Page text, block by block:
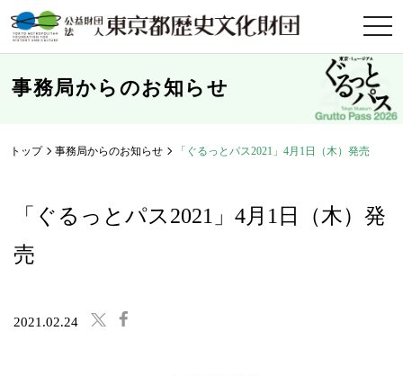
t
o
l
e
n
a
o
n
事務局からのお知らせ
トップ 事務局からのお知らせ 「ぐるっとパス2021」4月1日（木）発売
「ぐるっとパス2021」4月1日（木）発
売
2021.02.24